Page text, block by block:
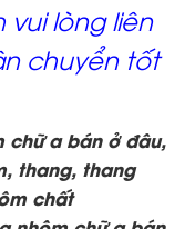
vui lòng liên
chuyển tốt
chữ a bán ở đâu,
thang, thang
chất